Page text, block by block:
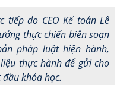
tiếp do CEO Kế toán Lê
thực chiến biên soạn
pháp luật hiện hành,
thực hành để gửi cho
khóa học.